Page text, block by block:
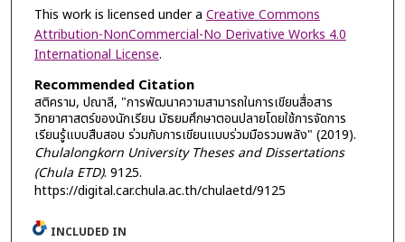
This work is licensed under a Creative Commons
Attribution-NonCommercial-No Derivative Works 4.0
International License.
Recommended Citation
สติคราม, ปณาลี, "การพัฒนาความสามารถในการเขียนสื่อสาร
วิทยาศาสตร์ของนักเรียน มัธยมศึกษาตอนปลายโดยใช้การจัดการ
เรียนรู้แบบสืบสอบ ร่วมกับการเขียนแบบร่วมมือรวมพลัง" (2019).
Chulalongkorn University Theses and Dissertations
(Chula ETD). 9125.
https://digital.car.chula.ac.th/chulaetd/9125
INCLUDED IN